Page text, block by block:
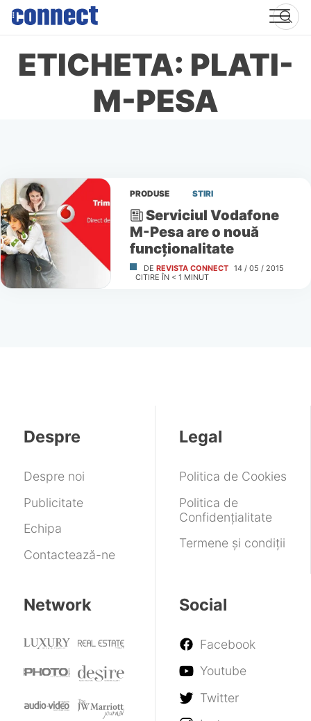
Skip
content
ETICHETA: PLATI-
M-PESA
PRODUSE STIRI
Serviciul Vodafone
M-Pesa are o nouă
funcționalitate
DE REVISTA CONNECT 14 / 05 / 2015
CITIRE ÎN < 1 MINUT
Despre
Despre noi
Publicitate
Echipa
Contactează-ne
Legal
Politica de Cookies
Politica de
Confidențialitate
Termene și condiții
Network Social
Facebook
Youtube
Twitter